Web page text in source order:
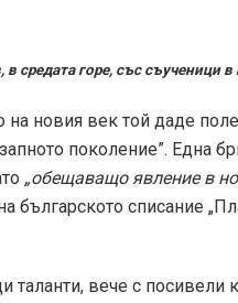
в средата горе, със съученици
на новия век той даде
поколение”. Една
„обещаващо явление в
българското списание
таланти, вече с посивели